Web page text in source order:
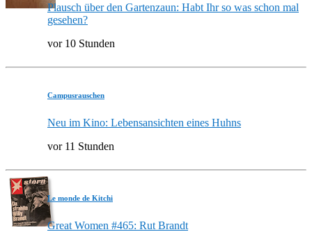
Plausch über den Gartenzaun: Habt Ihr so was schon mal
gesehen?
vor 10 Stunden
Campusrauschen
Neu im Kino: Lebensansichten eines Huhns
vor 11 Stunden
Le monde de Kitchi
Great Women #465: Rut Brandt